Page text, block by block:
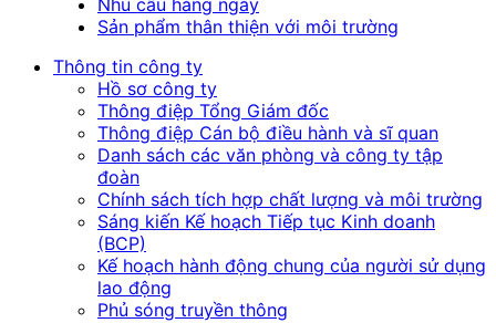
Nhu cầu hàng ngày
Sản phẩm thân thiện với môi trường
Thông tin công ty
Hồ sơ công ty
Thông điệp Tổng Giám đốc
Thông điệp Cán bộ điều hành và sĩ quan
Danh sách các văn phòng và công ty tập
đoàn
Chính sách tích hợp chất lượng và môi trường
Sáng kiến Kế hoạch Tiếp tục Kinh doanh
(BCP)
Kế hoạch hành động chung của người sử dụng
lao động
Phủ sóng truyền thông